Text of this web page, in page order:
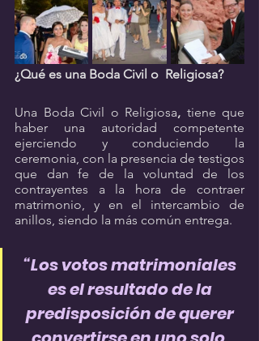
¿Qué es una Boda Civil o  Religiosa?
Una Boda Civil o Religiosa, tiene que
haber una autoridad competente
ejerciendo y conduciendo la
ceremonia, con la presencia de testigos
que dan fe de la voluntad de los
contrayentes a la hora de contraer
matrimonio, y en el intercambio de
anillos, siendo la más común entrega.
“Los votos matrimoniales
es el resultado de la
predisposición de querer